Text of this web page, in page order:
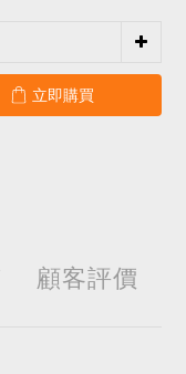
立即購買
顧客評價